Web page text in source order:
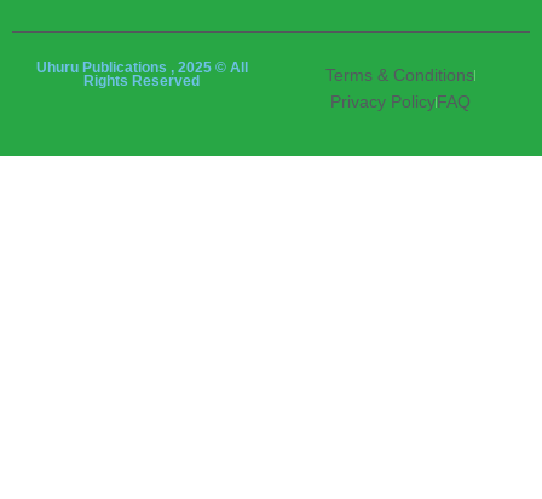
Uhuru Publications , 2025 © All
Rights Reserved
Terms & Conditions
Privacy PolicyFAQ